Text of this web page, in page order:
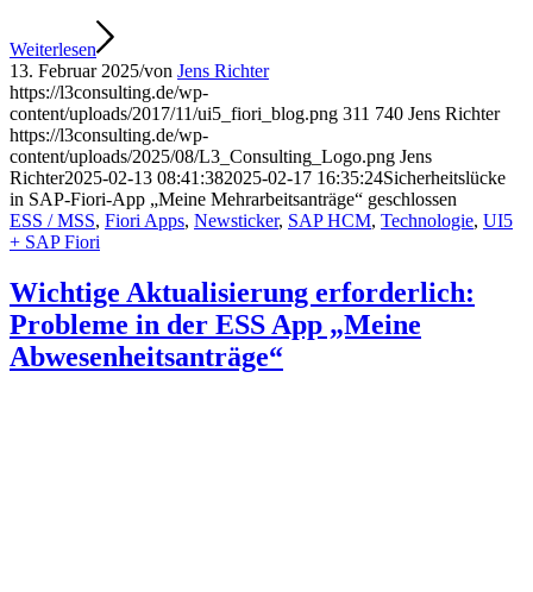
Weiterlesen
13. Februar 2025/von Jens Richter
https://l3consulting.de/wp-
content/uploads/2017/11/ui5_fiori_blog.png 311 740 Jens Richter
https://l3consulting.de/wp-
content/uploads/2025/08/L3_Consulting_Logo.png Jens
Richter2025-02-13 08:41:382025-02-17 16:35:24Sicherheitslücke
in SAP-Fiori-App „Meine Mehrarbeitsanträge“ geschlossen
ESS / MSS, Fiori Apps, Newsticker, SAP HCM, Technologie, UI5
+ SAP Fiori
Wichtige Aktualisierung erforderlich:
Probleme in der ESS App „Meine
Abwesenheitsanträge“